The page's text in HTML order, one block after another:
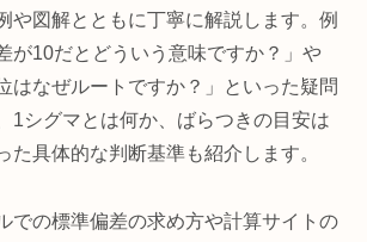
や図解とともに丁寧に解説します。例
が10だとどういう意味ですか？」や
はなぜルートですか？」といった疑問
1シグマとは何か、ばらつきの目安は
た具体的な判断基準も紹介します。
での標準偏差の求め方や計算サイトの